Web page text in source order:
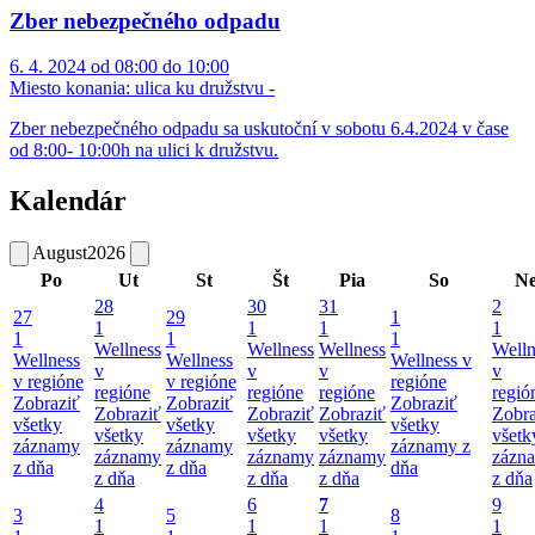
Zber nebezpečného odpadu
6. 4. 2024 od 08:00 do 10:00
Miesto konania: ulica ku družstvu -
Zber nebezpečného odpadu sa uskutoční v sobotu 6.4.2024 v čase
od 8:00- 10:00h na ulici k družstvu.
Kalendár
August2026
Po
Ut St Št Pia So
27
1
Wellness
v regióne
Zobraziť
všetky
záznamy
z dňa
28
1
Wellness
v
regióne
Zobraziť
všetky
záznamy
z dňa
29
1
Wellness
v regióne
Zobraziť
všetky
záznamy
z dňa
30
1
Wellness
v
regióne
Zobraziť
všetky
záznamy
z dňa
31
1
Wellness
v
regióne
Zobraziť
všetky
záznamy
z dňa
1
1
Wellness v
regióne
Zobraziť
všetky
záznamy z
dňa
2
1
v
z dňa
3
4
1
5
6
1
7
1
8
9
1